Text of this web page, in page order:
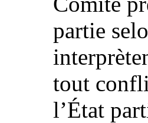
partie
tout
l’État